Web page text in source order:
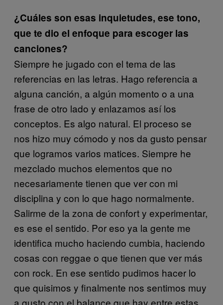
¿Cuáles son esas inquietudes, ese tono,
que te dio el enfoque para escoger las
canciones?
Siempre he jugado con el tema de las
referencias en las letras. Hago referencia a
alguna canción, a algún momento o a una
frase de otro lado y enlazamos así los
conceptos. Es algo natural. El proceso se
nos hizo muy cómodo y nos da gusto pensar
que logramos varios matices. Siempre he
mezclado muchos elementos que no
necesariamente tienen que ver con mi
disciplina y con lo que hago normalmente.
Salirme de la zona de confort y experimentar,
es ese el sentido. Por eso ya la gente me
identifica mucho haciendo cumbia, haciendo
cosas con reggae o que tienen que ver más
con rock. En ese sentido pudimos hacer lo
que quisimos y finalmente nos sentimos muy
a gusto con el balance que hay entre estas